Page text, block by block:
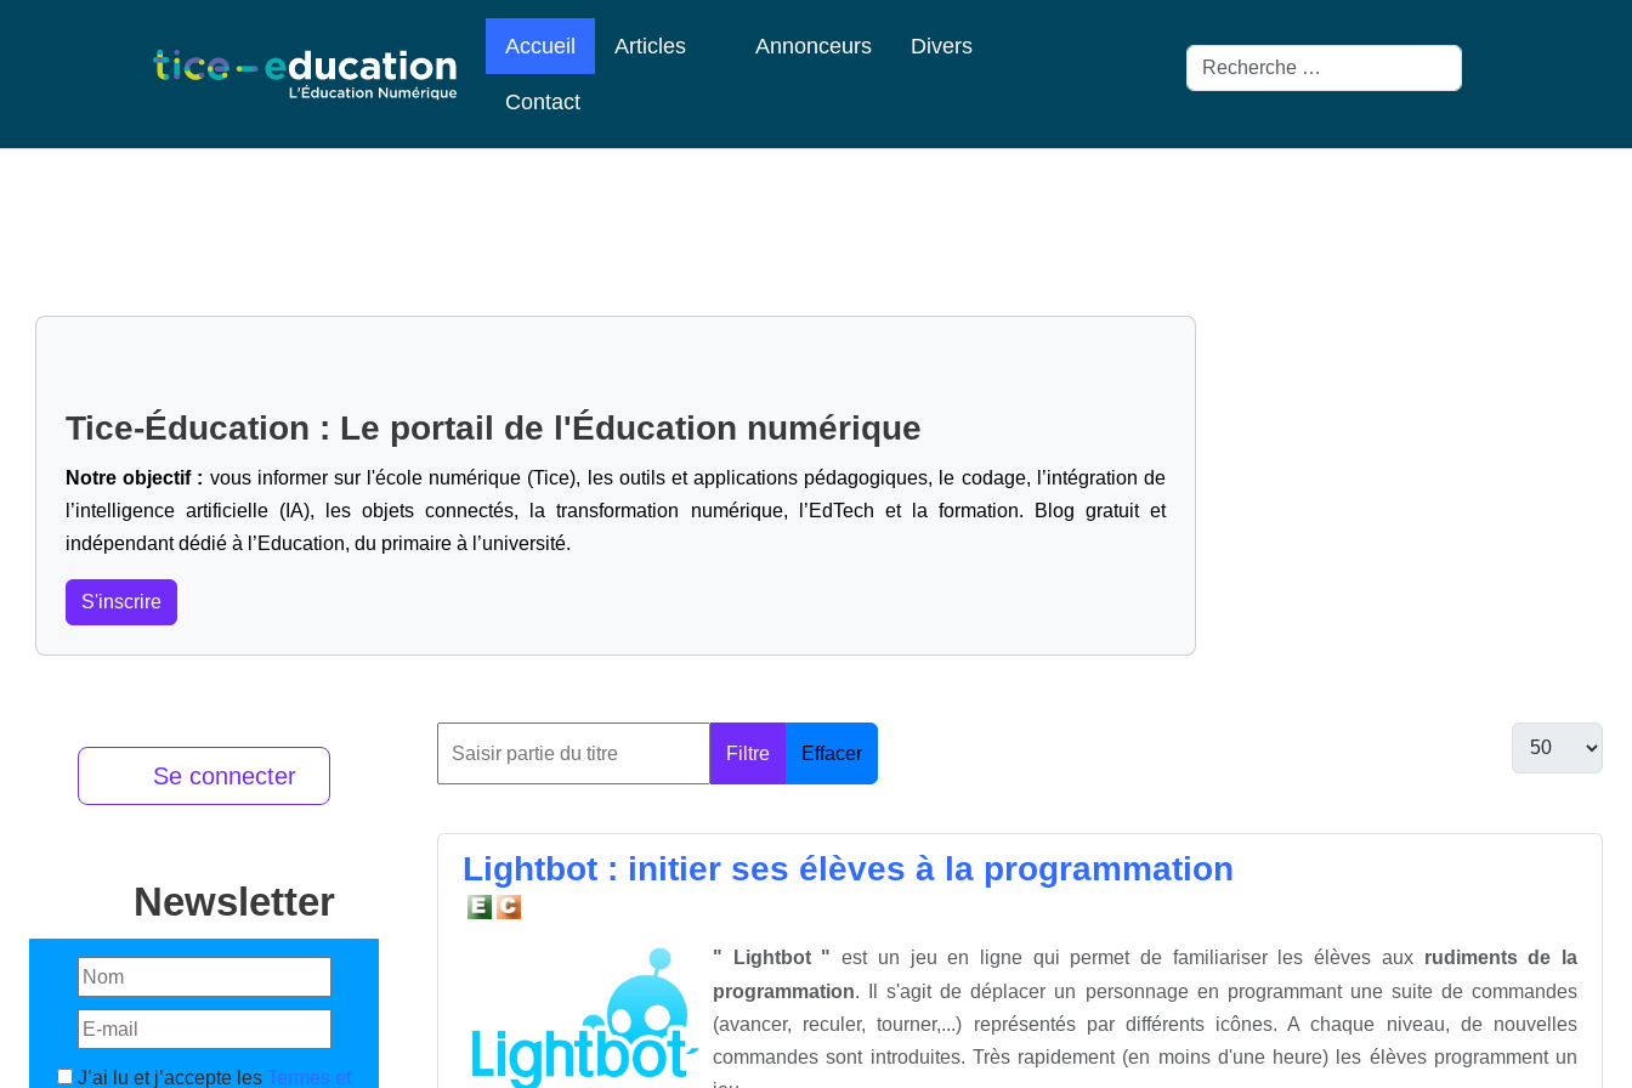
Accueil Articles Annonceurs Divers
Contact
Rechercher
Tice-Éducation : Le portail de l'Éducation numérique
Notre objectif : vous informer sur l'école numérique (Tice), les outils et applications pédagogiques, le codage,
l’intégration de
l’intelligence artificielle (IA), les objets connectés, la transformation numérique, l’EdTech et la formation. Blog gratuit et
indépendant dédié à l’Education, du primaire à l’université.
S'inscrire
Se connecter
Newsletter
J’ai lu et j’accepte les Termes et
Filtre Effacer
Lightbot : initier ses élèves à la programmation
" Lightbot " est un jeu en ligne qui permet de familiariser les élèves aux rudiments de la
programmation. Il s'agit de déplacer un personnage en programmant une suite de commandes
(avancer, reculer, tourner,...) représentés par différents icônes. A chaque niveau, de nouvelles
commandes sont introduites. Très rapidement (en moins d'une heure) les élèves programment un